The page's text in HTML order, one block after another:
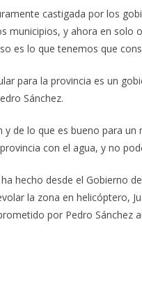
castigada por los
municipios, y ahora en
es lo que tenemos que
para la provincia es un
Sánchez.
de lo que es bueno para
con el agua, y no
hecho desde el Gobierno
la zona en helicóptero,
por Pedro Sánchez